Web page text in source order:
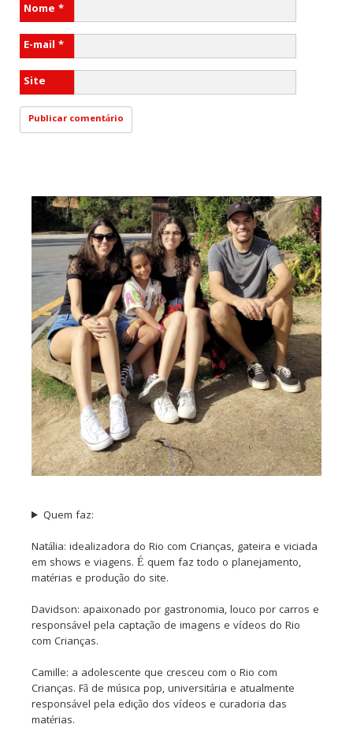
Nome *
E-mail *
Site
Quem faz:
Natália: idealizadora do Rio com Crianças, gateira e viciada
em shows e viagens. É quem faz todo o planejamento,
matérias e produção do site.
Davidson: apaixonado por gastronomia, louco por carros e
responsável pela captação de imagens e vídeos do Rio
com Crianças.
Camille: a adolescente que cresceu com o Rio com
Crianças. Fã de música pop, universitária e atualmente
responsável pela edição dos vídeos e curadoria das
matérias.